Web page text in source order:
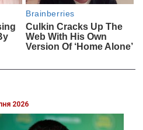
2026